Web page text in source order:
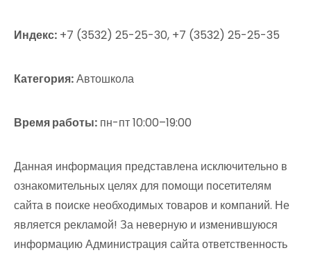
Индекс: +7 (3532) 25-25-30, +7 (3532) 25-25-35
Категория:Автошкола
Время работы: пн-пт 10:00–19:00
Данная информация представлена исключительно в
ознакомительных целях для помощи посетителям
сайта в поиске необходимых товаров и компаний. Не
является рекламой! За неверную и изменившуюся
информацию Администрация сайта ответственность